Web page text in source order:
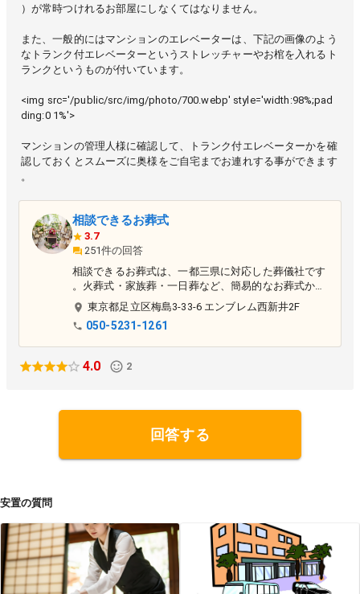
）が常時つけれるお部屋にしなくてはなりません。
また、一般的にはマンションのエレベーターは、下記の画像のよう
なトランク付エレベーターというストレッチャーやお棺を入れるト
ランクというものが付いています。
<img src='/public/src/img/photo/700.webp' style='width:98%;pad
ding:0 1%'>
マンションの管理人様に確認して、トランク付エレベーターかを確
認しておくとスムーズに奥様をご自宅までお連れする事ができます
。
相談できるお葬式
3.7
251件の回答
相談できるお葬式は、一都三県に対応した葬儀社です
。火葬式・家族葬・一日葬など、簡易的なお葬式から
一般的なお葬式までご相談を承っております。
東京都足立区梅島3-33-6 エンブレム西新井2F
050-5231-1261
4.0 2
回答する
安置の質問